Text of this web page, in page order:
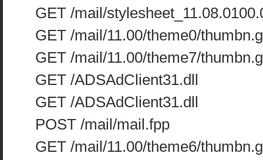
GET /mail/
GET /mail/11.00/theme0/
GET /mail/11.00/theme7/
GET /ADSAdClient31.dll
GET /ADSAdClient31.dll
POST /mail/mail.fpp
GET /mail/11.00/theme6/